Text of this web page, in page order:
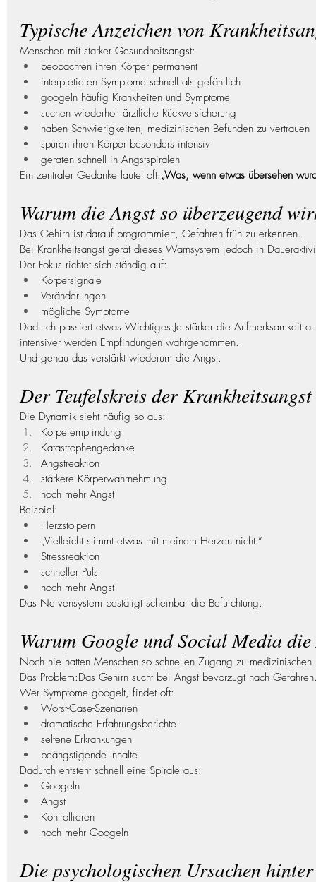
Typische Anzeichen von
Menschen mit starker Gesundheitsangst:
beobachten ihren Körper permanent
interpretieren Symptome schnell als gefährlich
googeln häufig Krankheiten und Symptome
suchen wiederholt ärztliche Rückversicherung
haben Schwierigkeiten, medizinischen Befunden zu vertrauen
spüren ihren Körper besonders intensiv
geraten schnell in Angstspiralen
Ein zentraler Gedanke lautet oft:„Was, wenn etwas übersehen
Warum die Angst so überzeugend
Das Gehirn ist darauf programmiert, Gefahren früh zu erkennen.
Bei Krankheitsangst gerät dieses Warnsystem jedoch in
Der Fokus richtet sich ständig auf:
Körpersignale
Veränderungen
mögliche Symptome
Dadurch passiert etwas Wichtiges:Je stärker die Aufmerksamkeit
intensiver werden Empfindungen wahrgenommen.
Und genau das verstärkt wiederum die Angst.
Der Teufelskreis der Krankheitsangst
Die Dynamik sieht häufig so aus:
Körperempfindung
Katastrophengedanke
Angstreaktion
stärkere Körperwahrnehmung
noch mehr Angst
Beispiel:
Herzstolpern
„Vielleicht stimmt etwas mit meinem Herzen nicht.“
Stressreaktion
schneller Puls
noch mehr Angst
Das Nervensystem bestätigt scheinbar die Befürchtung.
Warum Google und Social Media
Noch nie hatten Menschen so schnellen Zugang zu medizinischen
Das Problem:Das Gehirn sucht bei Angst bevorzugt nach
Wer Symptome googelt, findet oft:
Worst-Case-Szenarien
dramatische Erfahrungsberichte
seltene Erkrankungen
beängstigende Inhalte
Dadurch entsteht schnell eine Spirale aus:
Googeln
Angst
Kontrollieren
noch mehr Googeln
Die psychologischen Ursachen